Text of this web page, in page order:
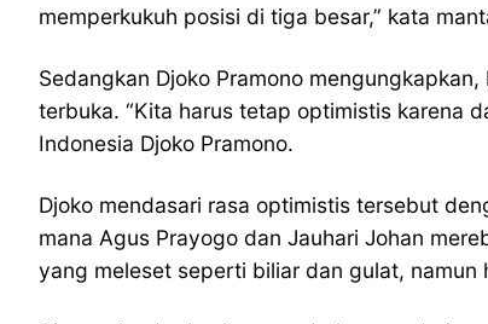
memperkukuh posisi di tiga besar,” kata
Sedangkan Djoko Pramono
terbuka. “Kita harus tetap optimistis karena
Indonesia Djoko Pramono.
Djoko mendasari rasa optimistis tersebut
mana Agus Prayogo dan Jauhari Johan
yang meleset seperti biliar dan gulat,